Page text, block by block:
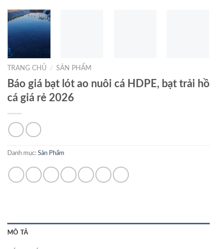
TRANG CHỦ / SẢN PHẨM
Báo giá bạt lót ao nuôi cá HDPE, bạt trải hồ
cá giá rẻ 2026
Danh mục: Sản Phẩm
MÔ TẢ